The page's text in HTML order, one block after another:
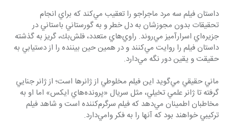
داستان فيلم سه مرد ماجراجو را تعقيب مي‌كند كه براي انجام
تحقيقات بدون مجوزشان به دل خطر و به گورستاني باستاني در
جزيره‌اي اسرارآميز مي‌روند. راوي‌هاي متعدد، فلش‌بك، گريز‌ به گذشته
داستان فيلم را روايت مي‌كنند و در همين حين بيننده را از دستيابي به
حقيقت و يقين دور نگه مي‌دارد.
ماني حقيقي مي‌گويد اين فيلم مخلوطي از ژانرها است؛ از ژانر جنايي
گرفته تا ژانر علمي تخيلي، مثل سريال «پرونده‌هاي ايكس» اما او به
مخاطبان اطمينان مي‌دهد كه فيلم سرگرم‌كننده است و شاهد فيلم
تركيبي خواهند بود كه آنها را به فكر وامي‌دارد.